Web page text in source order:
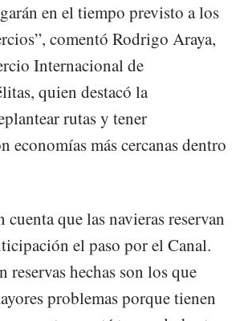
en el tiempo previsto a los
comentó Rodrigo Araya,
Internacional de
quien destacó la
rutas y tener
economías más cercanas dentro
cuenta que las navieras reservan
el paso por el Canal.
reservas hechas son los que
problemas porque tienen